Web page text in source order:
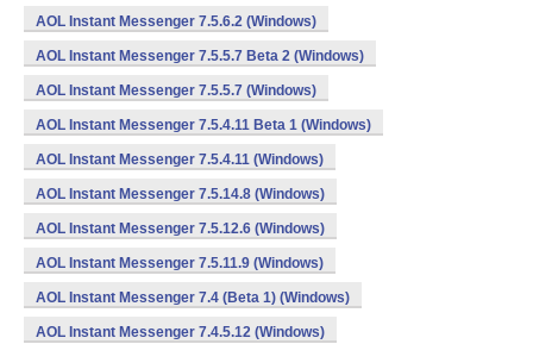
AOL Instant Messenger 7.5.6.2 (Windows)
AOL Instant Messenger 7.5.5.7 Beta 2 (Windows)
AOL Instant Messenger 7.5.5.7 (Windows)
AOL Instant Messenger 7.5.4.11 Beta 1 (Windows)
AOL Instant Messenger 7.5.4.11 (Windows)
AOL Instant Messenger 7.5.14.8 (Windows)
AOL Instant Messenger 7.5.12.6 (Windows)
AOL Instant Messenger 7.5.11.9 (Windows)
AOL Instant Messenger 7.4 (Beta 1) (Windows)
AOL Instant Messenger 7.4.5.12 (Windows)